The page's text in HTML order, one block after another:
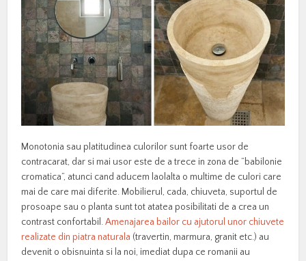
Monotonia sau platitudinea culorilor sunt foarte usor de
contracarat, dar si mai usor este de a trece in zona de ”babilonie
cromatica”, atunci cand aducem laolalta o multime de culori care
mai de care mai diferite. Mobilierul, cada, chiuveta, suportul de
prosoape sau o planta sunt tot atatea posibilitati de a crea un
contrast confortabil.Amenajarea bailor cu ajutorul unor chiuvete
realizate din piatra naturala (travertin, marmura, granit etc.) au
devenit o obisnuinta si la noi, imediat dupa ce romanii au